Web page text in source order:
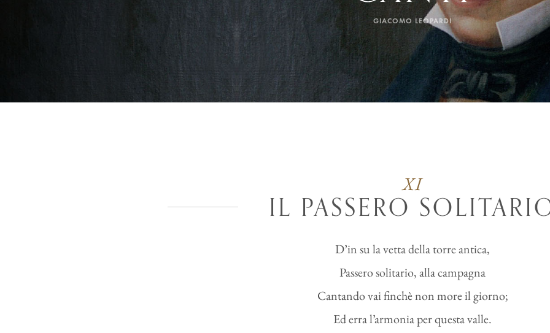
GIACOMO LEOPARDI
XI
IL PASSERO
D’in su la vetta della torre antica,
Passero solitario, alla campagna
Cantando vai finchè non more il giorno;
Ed erra l’armonia per questa valle.